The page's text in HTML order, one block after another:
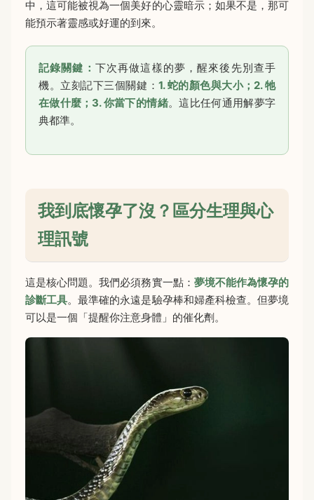
中，這可能被視為一個美好的心靈暗示；如果不是，那可
能預示著靈感或好運的到來。
記錄關鍵： 下次再做這樣的夢，醒來後先別查手
機。立刻記下三個關鍵：1. 蛇的顏色與大小；2. 牠
在做什麼；3. 你當下的情緒。這比任何通用解夢字
典都準。
我到底懷孕了沒？區分生理與心
理訊號
這是核心問題。我們必須務實一點： 夢境不能作為懷孕的
診斷工具。最準確的永遠是驗孕棒和婦產科檢查。但夢境
可以是一個「提醒你注意身體」的催化劑。